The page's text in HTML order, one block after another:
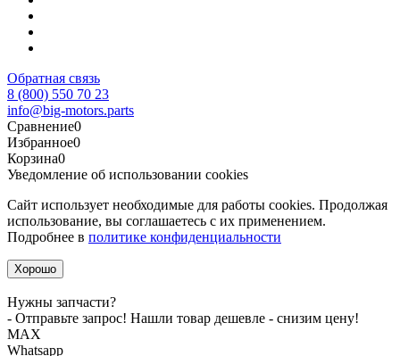
Обратная связь
8 (800) 550 70 23
info@big-motors.parts
Сравнение0
Избранное0
Корзина0
Уведомление об использовании cookies
Сайт использует необходимые для работы cookies. Продолжая
использование, вы соглашаетесь с их применением.
Подробнее в политике конфиденциальности
Хорошо
Нужны запчасти?
- Отправьте запрос! Нашли товар дешевле - снизим цену!
MАХ
Whatsapp